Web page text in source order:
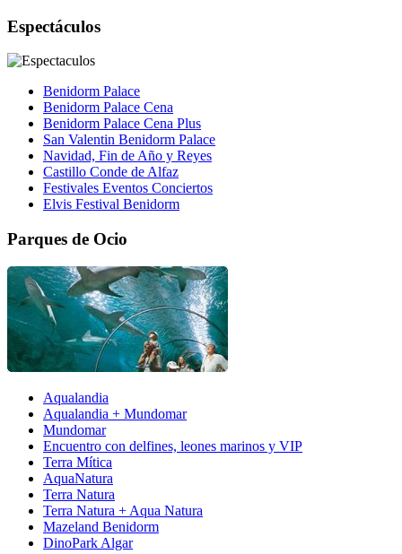
Espectáculos
Benidorm Palace
Benidorm Palace Cena
Benidorm Palace Cena Plus
San Valentin Benidorm Palace
Navidad, Fin de Año y Reyes
Castillo Conde de Alfaz
Festivales Eventos Conciertos
Elvis Festival Benidorm
Parques de Ocio
Aqualandia
Aqualandia + Mundomar
Mundomar
Encuentro con delfines, leones marinos y VIP
Terra Mítica
AquaNatura
Terra Natura
Terra Natura + Aqua Natura
Mazeland Benidorm
DinoPark Algar